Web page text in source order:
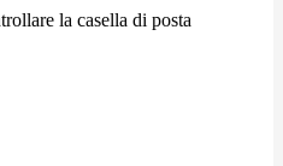
la casella di posta